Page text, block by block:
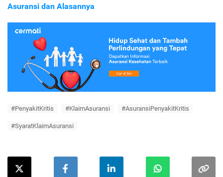
Asuransi dan Alasannya
#PenyakitKritis #KlaimAsuransi #AsuransiPenyakitKritis
#SyaratKlaimAsuransi